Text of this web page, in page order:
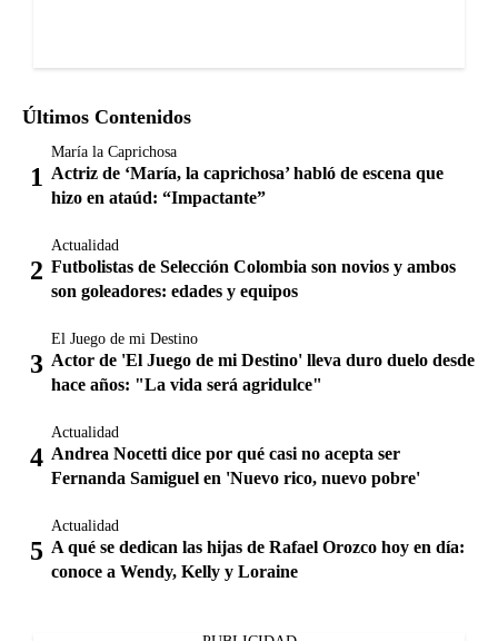
Últimos Contenidos
María la Caprichosa
Actriz de ‘María, la caprichosa’ habló de escena que
hizo en ataúd: “Impactante”
Actualidad
Futbolistas de Selección Colombia son novios y ambos
son goleadores: edades y equipos
El Juego de mi Destino
Actor de 'El Juego de mi Destino' lleva duro duelo desde
hace años: "La vida será agridulce"
Actualidad
Andrea Nocetti dice por qué casi no acepta ser
Fernanda Samiguel en 'Nuevo rico, nuevo pobre'
Actualidad
A qué se dedican las hijas de Rafael Orozco hoy en día:
conoce a Wendy, Kelly y Loraine